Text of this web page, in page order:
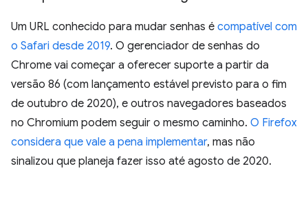
Um URL conhecido para mudar senhas é compatível com
o Safari desde 2019. O gerenciador de senhas do
Chrome vai começar a oferecer suporte a partir da
versão 86 (com lançamento estável previsto para o fim
de outubro de 2020), e outros navegadores baseados
no Chromium podem seguir o mesmo caminho. O Firefox
considera que vale a pena implementar, mas não
sinalizou que planeja fazer isso até agosto de 2020.